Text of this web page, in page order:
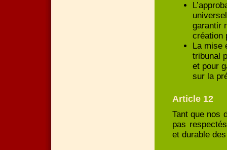
garantir
création
La mise
tribunal
et pour
sur la
Article 12
Tant que nos
pas
et durable